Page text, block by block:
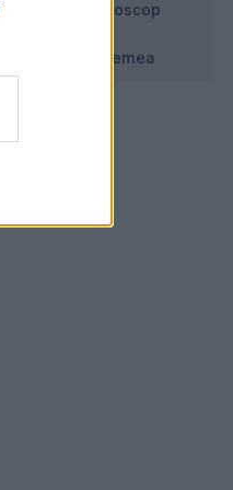
Horoscop
Vremea